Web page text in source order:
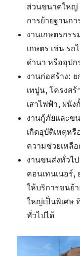
ส่วนขนาดใหญ่
การย้ายฐานกา
งานเกษตรกร
เกษตร เช่น รถ
ดำนา หรืออุป
งานก่อสร้าง:
เทปูน, โครงส
เสาไฟฟ้า, ผนั
งานกู้ภัยและข
เกิดอุบัติเหตุห
ความช่วยเหลื
งานขนส่งทั่วไ
คอนเทนเนอร์,
ให้บริการขนย้
ใหญ่เป็นพิเศษ
ทั่วไปได้